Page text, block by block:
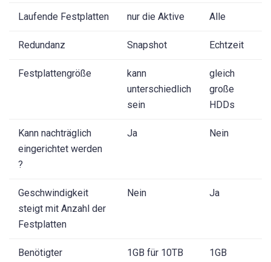
Laufende Festplatten nur die Aktive Alle
Redundanz Snapshot Echtzeit
Festplattengröße
kann
unterschiedlich
sein
gleich
große
HDDs
Kann nachträglich
eingerichtet werden
?
Ja Nein
Geschwindigkeit
steigt mit Anzahl der
Festplatten
Nein Ja
Benötigter
1GB für 10TB
1GB